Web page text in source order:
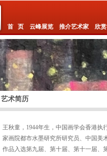
首 页 云峰展览 推介艺术家 欣
艺术简历
王秋童，1944年生，中国画学会香港
家画院都市水墨研究所研究员、中国美
作品入选第九届、第十届、第十一届、